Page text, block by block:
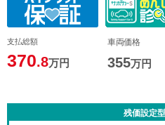
支払総額
370.8万円
車両価格
355万円
残価設定